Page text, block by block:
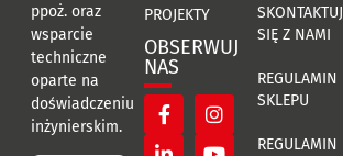
ppoż. oraz
wsparcie
techniczne
oparte na
doświadczeniu
inżynierskim.
PROJEKTY
OBSERWUJ
NAS
SKONTAKTUJ
SIĘ Z NAMI
REGULAMIN
SKLEPU
REGULAMIN